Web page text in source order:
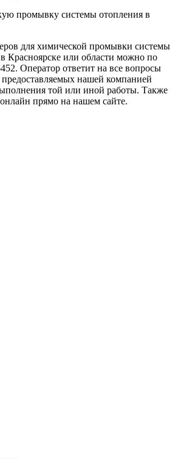
промывку системы отопления в
для химической промывки системы
Красноярске или области можно по
Оператор ответит на все вопросы
предоставляемых нашей компанией
той или иной работы. Также
прямо на нашем сайте.